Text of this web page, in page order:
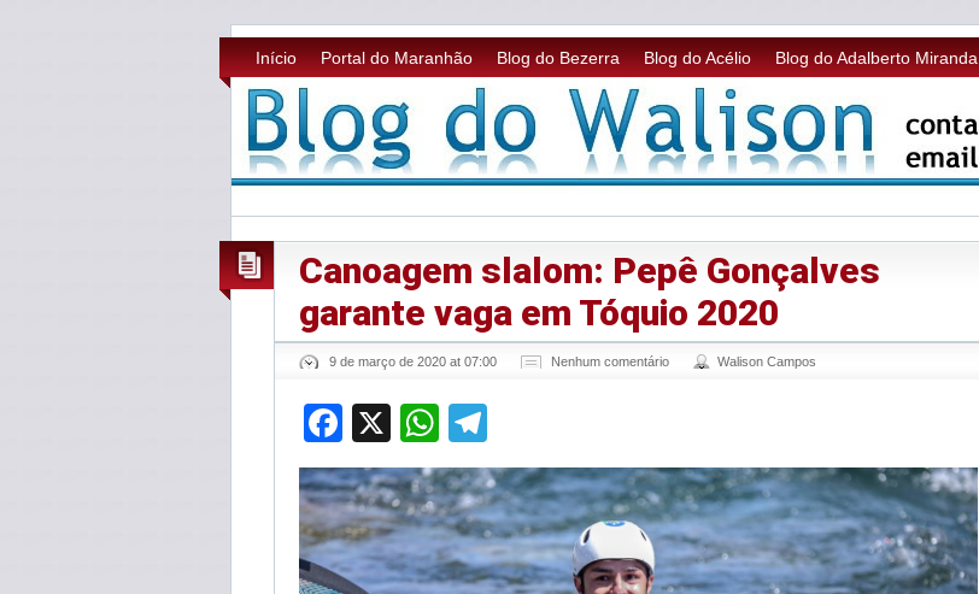
Início Portal do Maranhão Blog do Bezerra Blog do Acélio Blog do Adalberto Miranda
Canoagem slalom: Pepê Gonçalves
garante vaga em Tóquio 2020
9 de março de 2020 at 07:00 Nenhum comentário Walison Campos
Facebook
X WhatsApp